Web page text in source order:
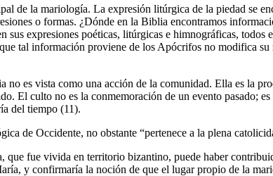
de la mariología. La expresión litúrgica de la piedad se
o formas. ¿Dónde en la Biblia encontramos
sus expresiones poéticas, litúrgicas e himnográficas,
tal información proviene de los Apócrifos no modifica
es vista como una acción de la comunidad. Ella es la
El culto no es la conmemoración de un evento pasado;
del tiempo (11).
de Occidente, no obstante “pertenece a la plena
fue vivida en territorio bizantino, puede haber
y confirmaría la noción de que el lugar propio de la